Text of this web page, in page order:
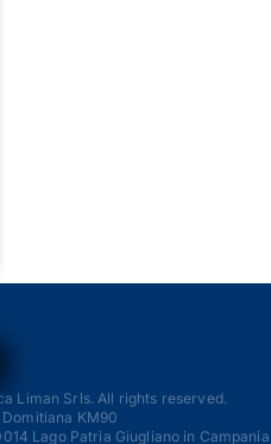
Liman Srls. All rights reserved.
KM90
Lago Patria Giugliano in Campania